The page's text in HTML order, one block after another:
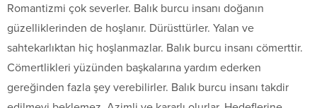
Romantizmi çok severler. Balık burcu insanı doğanın
güzelliklerinden de hoşlanır. Dürüsttürler. Yalan ve
sahtekarlıktan hiç hoşlanmazlar. Balık burcu insanı cömerttir.
Cömertlikleri yüzünden başkalarına yardım ederken
gereğinden fazla şey verebilirler. Balık burcu insanı takdir